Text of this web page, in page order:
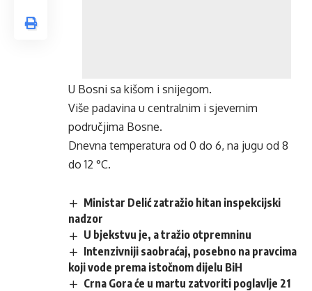
U Bosni sa kišom i snijegom.
Više padavina u centralnim i sjevernim
područjima Bosne.
Dnevna temperatura od 0 do 6, na jugu od 8
do 12 °C.
Ministar Delić zatražio hitan inspekcijski
nadzor
U bjekstvu je, a tražio otpremninu
Intenzivniji saobraćaj, posebno na pravcima
koji vode prema istočnom dijelu BiH
Crna Gora će u martu zatvoriti poglavlje 21